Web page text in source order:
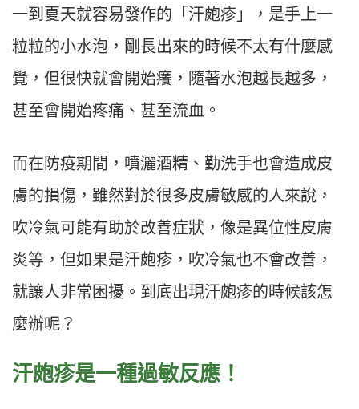
一到夏天就容易發作的「汗皰疹」，是手上一
粒粒的小水泡，剛長出來的時候不太有什麼感
覺，但很快就會開始癢，隨著水泡越長越多，
甚至會開始疼痛、甚至流血。
而在防疫期間，噴灑酒精、勤洗手也會造成皮
膚的損傷，雖然對於很多皮膚敏感的人來說，
吹冷氣可能有助於改善症狀，像是異位性皮膚
炎等，但如果是汗皰疹，吹冷氣也不會改善，
就讓人非常困擾。到底出現汗皰疹的時候該怎
麼辦呢？
汗皰疹是一種過敏反應！